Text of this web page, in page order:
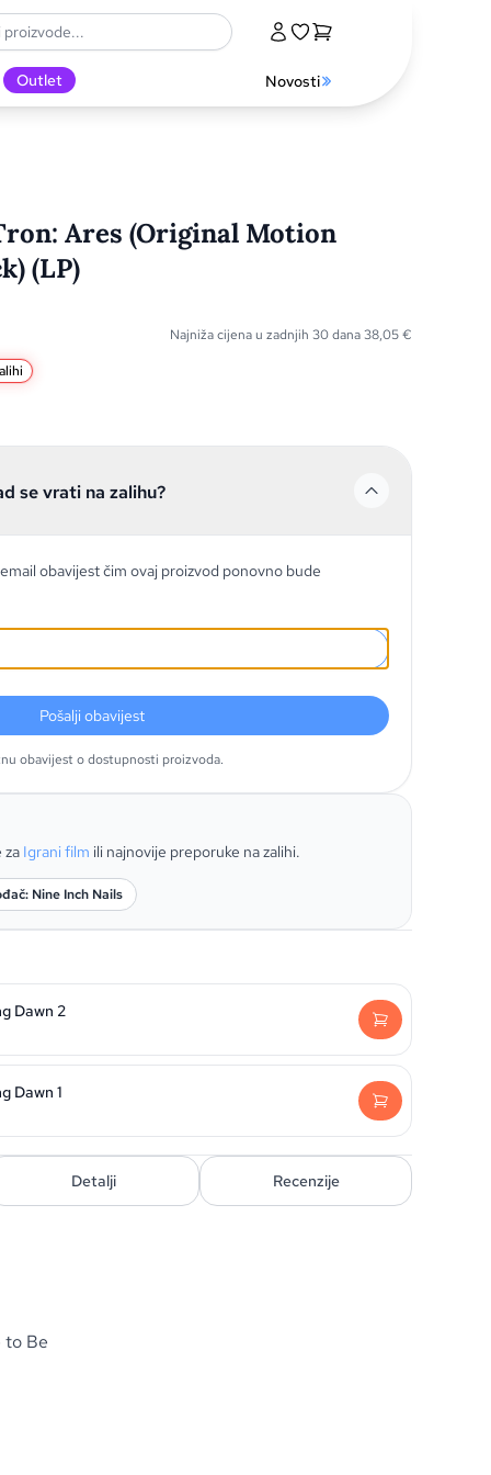
Outlet Novosti
Ares (Original Motion
(LP)
Najniža cijena u zadnjih 30 dana38,05€
se vrati na zalihu?
obavijest čim ovaj proizvod ponovno bude
Pošalji obavijest
obavijest o dostupnosti proizvoda.
za Igrani film ili najnovije preporuke na zalihi.
Nine Inch Nails
Dawn 2
Dawn 1
Detalji Recenzije
to Be